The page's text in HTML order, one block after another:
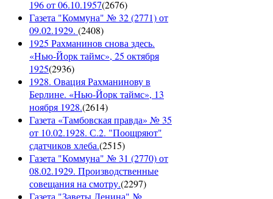
196 от 06.10.1957(2676)
Газета "Коммуна" № 32 (2771) от
09.02.1929. (2408)
1925 Рахманинов снова здесь.
«Нью-Йорк таймс», 25 октября
1925(2936)
1928. Овация Рахманинову в
Берлине. «Нью-Йорк таймс», 13
ноября 1928.(2614)
Газета «Тамбовская правда» № 35
от 10.02.1928. С.2. "Поощряют"
сдатчиков хлеба.(2515)
Газета "Коммуна" № 31 (2770) от
08.02.1929. Производственные
совещания на смотру.(2297)